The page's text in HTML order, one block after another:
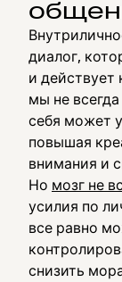
диалог,
и действует
мы не
себя может
повышая
внимания и
Но мозг не
усилия по
все равно
снизить